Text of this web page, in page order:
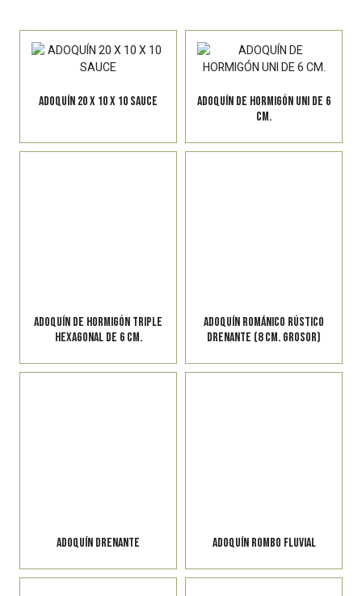
ADOQUÍN 20 X 10 X 10 SAUCE
ADOQUÍN DE HORMIGÓN UNI DE 6
CM.
ADOQUÍN DE HORMIGÓN TRIPLE
HEXAGONAL DE 6 CM.
ADOQUÍN ROMÁNICO RÚSTICO
DRENANTE (8 CM. GROSOR)
ADOQUÍN DRENANTE ADOQUÍN ROMBO FLUVIAL